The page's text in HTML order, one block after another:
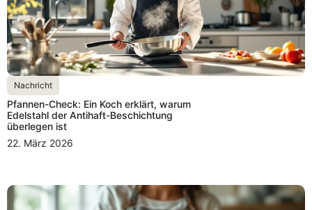
Nachricht
Pfannen-Check: Ein Koch erklärt, warum
Edelstahl der Antihaft-Beschichtung
überlegen ist
22. März 2026